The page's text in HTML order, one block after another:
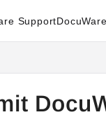
Support